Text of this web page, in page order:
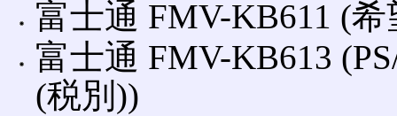
富士通 FMV-KB611 (
富士通 FMV-KB613
(税別))